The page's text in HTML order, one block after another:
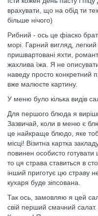
врахувати, що на обід ти
більше нічого)
Рибний - ось це фіаско
морі. Гарний вигляд,
пришвартовані яхти,
жахлива їжа. Я не
наведу просто конкретний
вже малюєте картину.
У меню було кілька видів
Для першого блюда я
Зазвичай, коли в меню є
це найкраще блюдо, яке
місці! Візитна картка
повинен особисто готувати
то ця страва ставиться в
інший приготує цю страву
кухаря буде зіпсована.
Так ось, замовляю я цей
свій перший смачний